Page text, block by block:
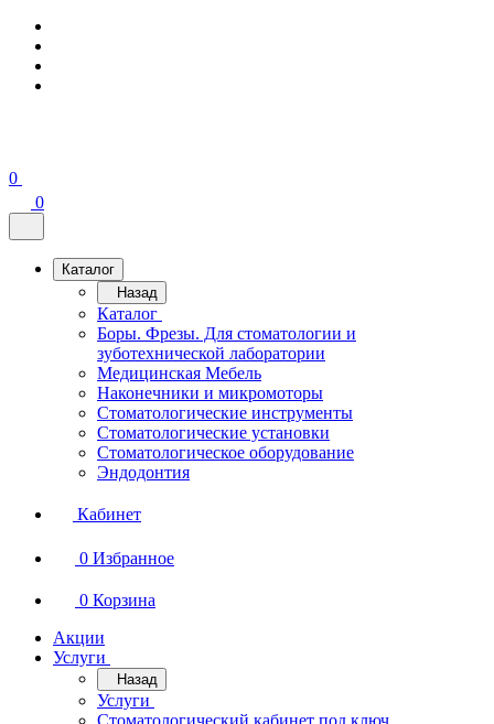
0
0
Каталог
Назад
Каталог
Боры. Фрезы. Для стоматологии и
зуботехнической лаборатории
Медицинская Мебель
Наконечники и микромоторы
Стоматологические инструменты
Стоматологические установки
Стоматологическое оборудование
Эндодонтия
Кабинет
0 Избранное
0 Корзина
Акции
Услуги
Назад
Услуги
Стоматологический кабинет под ключ